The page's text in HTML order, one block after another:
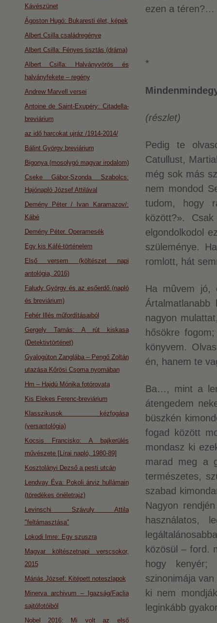
ezen a téren?…
*
(részlet)
Pedig te
Catullust,
még sok más
nem mondod
tudom, hogy
között?».
elgondolkodol
szüleménye.
romlott, hát
Ha mûvem jó,
nagyon
hősökre
könyvem.
én, hanem te
Ba…, mint a
átengedem
büszkén
fogad között
mondasz ki
marad meg a
természetes,
szabad
Nagyon
használatos,
közösül – ford.
hogy kenyér;
szinonimája
ki nem
leginkább
Kávészünet
Ágoston Hugó: Bukaresti élet, képek
Albert Csilla családregénye
Albert Csilla: Fényes tisztás (dráma)
Albert Csilla: Halványvörös és
halványfekete – regény
Andrew Marvell versei
Antoine de Saint-Exupéry: Citadella-
breviárium
az idő harcokat ujráz /1914-2014/
Bálint György breviárium
Bigonya (mosolygó magyar irodalom)
Cseke Gábor-Szonda Szabolcs:
Hajónapló József Attilával
Demény Péter / Ivan Karamazov/:
Kábé
Demény Péter. Operamesék
Egy kis Káfé-történelem
Első versem (költészet napi
antológia, 2016)
Faludy György és az esőerdő (napló
és breviárium)
Fehér Illés műfordításaiból
Gergely Tamás: A rút kiskasa
(Detektivtörténet)
Gyalogúton Zanglába – Pengő Zoltán
utazása Kőrösi Csoma nyomában
Hm – Hajdú Mónika fotórovata
Kis Elekes Ferenc-breviárium
Klasszikusok kézfogása
(versantológia)
Kocsis Francisko: A bajkerülés
művészete [Lírai napló, 1980-89]
Kosztolányi Dezső a pesti utcán
Lendvay Éva: Pokoli árviz hullámain
(töredékes önéletrajz)
Levinschi Szávuly Attila
"feltámasztása"
Lokodi Imre: Egy szuszra
Magyar költészetnapi verscsokor,
2015
Máriás József: Kitépett noteszlapok
Minerva archivum – Igazság/Faclia
sajtófotóiból
Nobel 2016: Mi volt az első